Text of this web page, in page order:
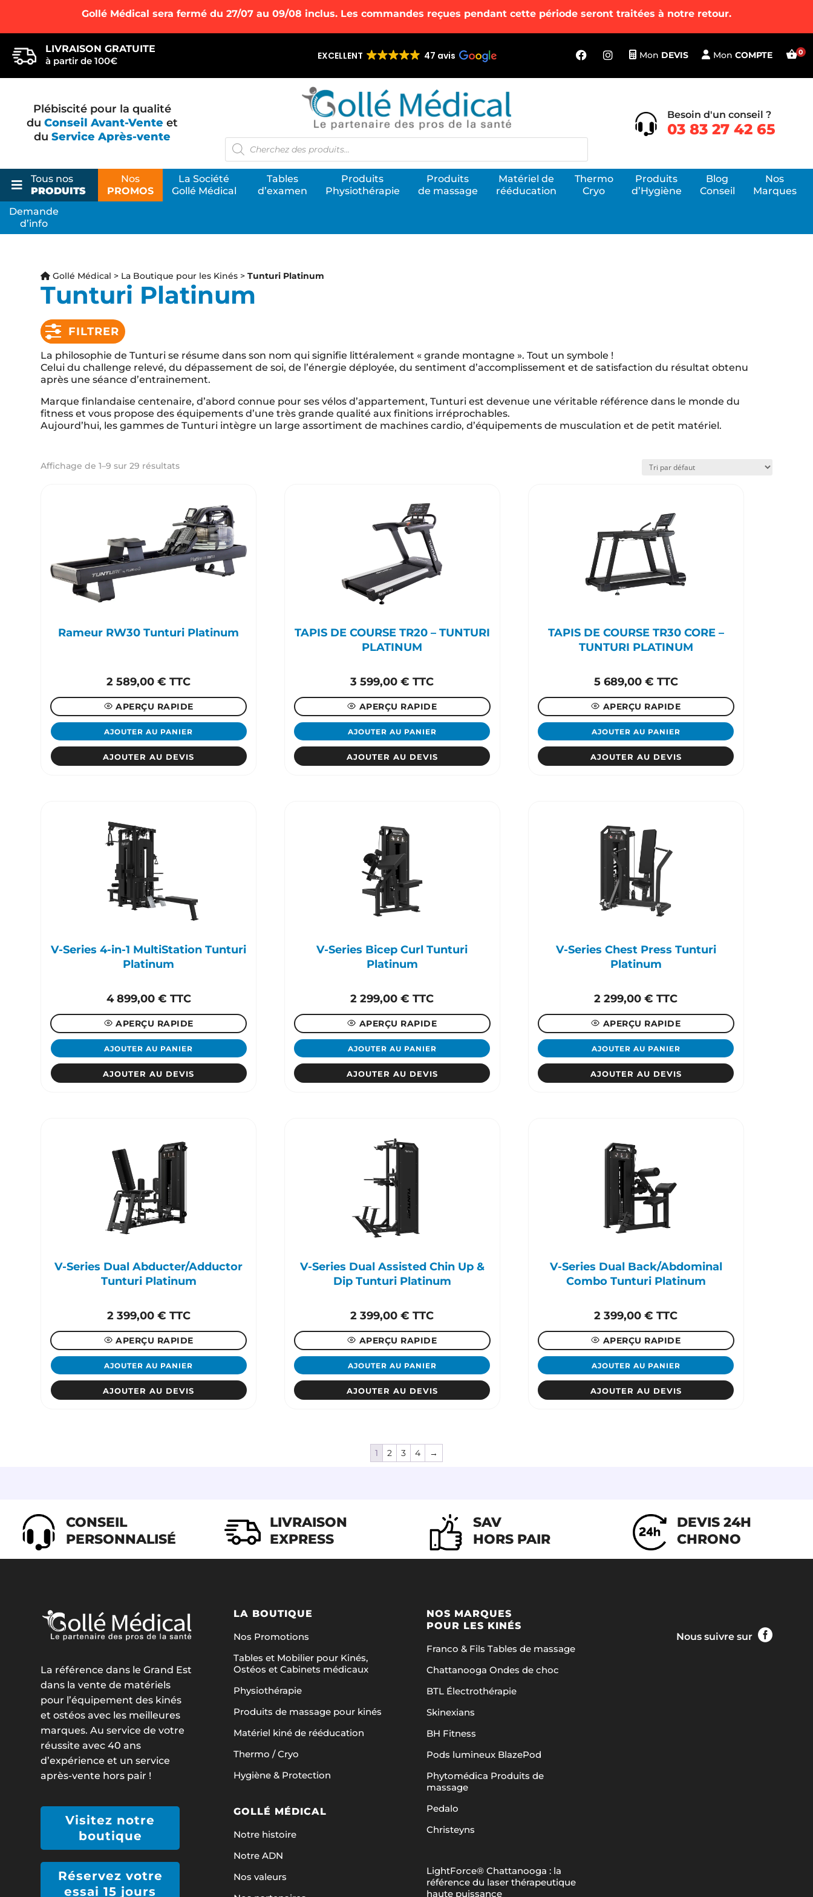
Gollé Médical sera fermé du 27/07 au 09/08 inclus. Les commandes reçues pendant cette période seront traitées à notre retour.
LIVRAISON GRATUITE
à partir de 100€
EXCELLENT 47 avis Mon DEVIS Mon COMPTE
Plébiscité pour la qualité
duConseil Avant-Vente et
duService Après-vente
Recherche
de
produits
Besoin d'un conseil ?
03 83 27 42 65
Tous nos
PRODUITS
La Boutique de vente en ligne Gollé Médical
Nous vous apportons un choix des meilleurs matériels et équipements de kiné avec les meilleures
hors pair !
Nos
PROMOS
La Société
Gollé Médical
Tables
d’examen
Produits
Physiothérapie
Produits
de massage
Matériel de
rééducation
Thermo
Cryo
Produits
d’Hygiène
Blog
Conseil
Nos
Marques
Demande
d’info
Gollé Médical > La Boutique pour les Kinés >Tunturi Platinum
Tunturi Platinum
FILTRER
La philosophie de Tunturi se résume dans son nom qui signifie littéralement « grande montagne ». Tout un symbole !
Celui du challenge relevé, du dépassement de soi, de l’énergie déployée, du sentiment d’accomplissement et de satisfaction du résultat obtenu
après une séance d’entrainement.
Marque finlandaise centenaire, d’abord connue pour ses vélos d’appartement, Tunturi est devenue une véritable référence dans le monde du
fitness et vous propose des équipements d’une très grande qualité aux finitions irréprochables.
Aujourd’hui, les gammes de Tunturi intègre un large assortiment de machines cardio, d’équipements de musculation et de petit matériel.
Affichage de 1–9 sur 29 résultats
Rameur RW30 Tunturi Platinum
2 589,00€ TTC
APERÇU RAPIDE
AJOUTER AU PANIER
AJOUTER AU DEVIS
TAPIS DE COURSE TR20 – TUNTURI
PLATINUM
3 599,00€ TTC
APERÇU RAPIDE
AJOUTER AU PANIER
AJOUTER AU DEVIS
TAPIS DE COURSE TR30 CORE –
TUNTURI PLATINUM
5 689,00 € TTC
APERÇU RAPIDE
AJOUTER AU PANIER
AJOUTER AU DEVIS
V-Series 4-in-1 MultiStation Tunturi
Platinum
4 899,00 € TTC
APERÇU RAPIDE
AJOUTER AU PANIER
AJOUTER AU DEVIS
V-Series Bicep Curl Tunturi
Platinum
2 299,00€ TTC
APERÇU RAPIDE
AJOUTER AU PANIER
AJOUTER AU DEVIS
V-Series Chest Press Tunturi
Platinum
2 299,00€ TTC
APERÇU RAPIDE
AJOUTER AU PANIER
AJOUTER AU DEVIS
V-Series Dual Abducter/Adductor
Tunturi Platinum
2 399,00 € TTC
APERÇU RAPIDE
AJOUTER AU PANIER
AJOUTER AU DEVIS
V-Series Dual Assisted Chin Up &
Dip Tunturi Platinum
2 399,00€ TTC
APERÇU RAPIDE
AJOUTER AU PANIER
AJOUTER AU DEVIS
V-Series Dual Back/Abdominal
Combo Tunturi Platinum
2 399,00€ TTC
APERÇU RAPIDE
AJOUTER AU PANIER
AJOUTER AU DEVIS
1 2 3 4 →
CONSEIL
PERSONNALISÉ
LIVRAISON
EXPRESS
SAV
HORS PAIR
DEVIS 24H
CHRONO
La référence dans le Grand Est
dans la vente de matériels
pour l’équipement des kinés
et ostéos avec les meilleures
marques. Au service de votre
réussite avec 40 ans
d’expérience et un service
après-vente hors pair !
Visitez notre
boutique
Réservez votre
essai 15 jours
LA BOUTIQUE
Nos Promotions
Tables et Mobilier pour Kinés,
Ostéos et Cabinets médicaux
Physiothérapie
Produits de massage pour kinés
Matériel kiné de rééducation
Thermo / Cryo
Hygiène & Protection
GOLLÉ MÉDICAL
Notre histoire
Notre ADN
Nos valeurs
NOS MARQUES
POUR LES KINÉS
Franco & Fils Tables de massage
Chattanooga Ondes de choc
BTL Électrothérapie
Skinexians
BH Fitness
Pods lumineux BlazePod
Phytomédica Produits de
massage
Pedalo
Christeyns
LightForce® Chattanooga : la
référence du laser thérapeutique
haute puissance
Nous suivre sur 